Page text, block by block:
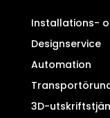
Installations-
Designservice
Automation
3D-